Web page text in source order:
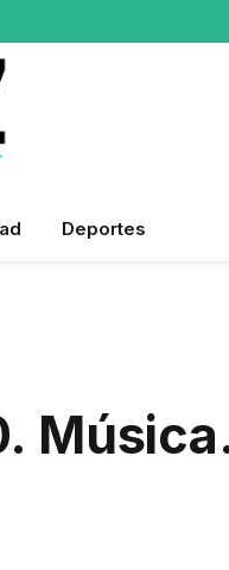
Deportes